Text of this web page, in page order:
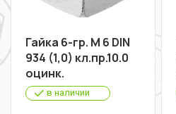
Гайка 6-гр. М 6 DIN
934 (1,0) кл.пр.10.0
оцинк.
в наличии